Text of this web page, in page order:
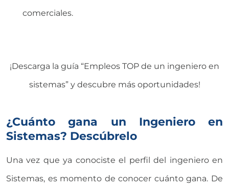
comerciales.
¡Descarga la guía “Empleos TOP de un ingeniero en
sistemas” y descubre más oportunidades!
¿Cuánto gana un Ingeniero en
Sistemas? Descúbrelo
Una vez que ya conociste el perfil del ingeniero en
Sistemas, es momento de conocer cuánto gana. De